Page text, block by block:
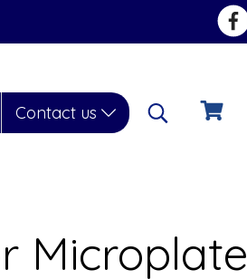
Contact us
Microplate